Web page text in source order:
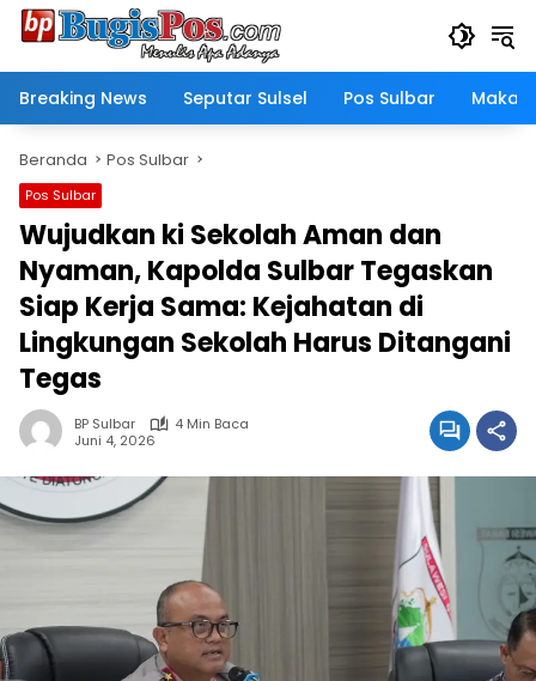
Langsung
Breaking News
Seputar Sulsel Pos Sulbar
Beranda Pos Sulbar
Pos Sulbar
Wujudkan ki Sekolah Aman dan
Nyaman, Kapolda Sulbar Tegaskan
Siap Kerja Sama: Kejahatan di
Lingkungan Sekolah Harus Ditangani
Tegas
BP Sulbar
4 Min Baca
Juni 4, 2026